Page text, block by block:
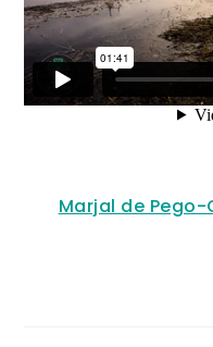
Marjal de Pego-